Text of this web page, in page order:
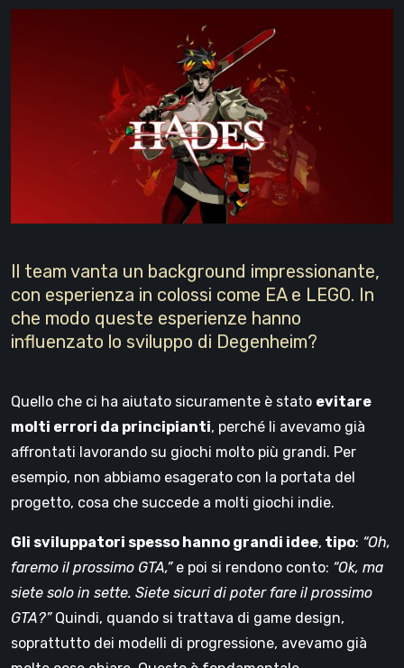
Il team vanta un background impressionante,
con esperienza in colossi come EA e LEGO. In
che modo queste esperienze hanno
influenzato lo sviluppo di Degenheim?
Quello che ci ha aiutato sicuramente è stato evitare
molti errori da principianti, perché li avevamo già
affrontati lavorando su giochi molto più grandi. Per
esempio, non abbiamo esagerato con la portata del
progetto, cosa che succede a molti giochi indie.
Gli sviluppatori spesso hanno grandi idee, tipo: “Oh,
faremo il prossimo GTA,”e poi si rendono conto: “Ok, ma
siete solo in sette. Siete sicuri di poter fare il prossimo
GTA?”Quindi, quando si trattava di game design,
soprattutto dei modelli di progressione, avevamo già